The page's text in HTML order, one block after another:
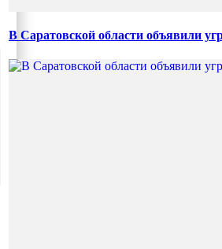
В Саратовской области объявили